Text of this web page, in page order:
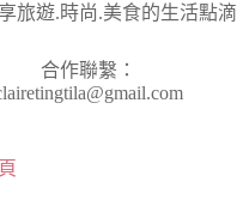
旅遊.時尚.美食的生活點滴
合作聯繫：